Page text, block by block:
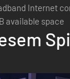
Internet
available space